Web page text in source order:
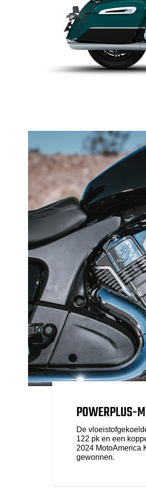
POWERPLUS-
De
122 pk en een
2024 MotoAmerica
gewonnen.